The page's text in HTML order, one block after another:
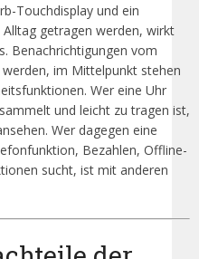
Touchdisplay und ein
getragen werden, wirkt
Benachrichtigungen vom
im Mittelpunkt stehen
Wer eine Uhr
und leicht zu tragen ist,
Wer dagegen eine
Bezahlen, Offline-
sucht, ist mit anderen